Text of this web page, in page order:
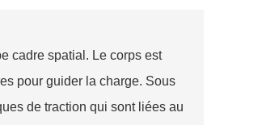
cadre spatial. Le corps est
pour guider la charge. Sous
de traction qui sont liées au